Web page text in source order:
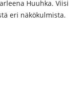
Huuhka. Viisi
eri näkökulmista.